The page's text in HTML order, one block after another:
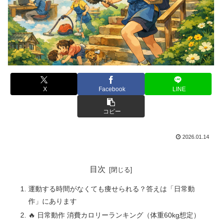
X Facebook LINE
コピー
2026.01.14
目次
運動する時間がなくても痩せられる？答えは「日常動
作」にあります
🔥 日常動作 消費カロリーランキング（体重60kg想定）